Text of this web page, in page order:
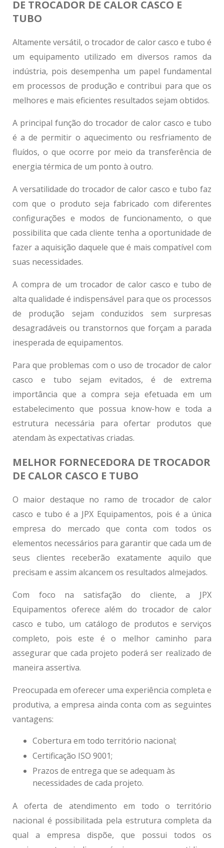
DE TROCADOR DE CALOR CASCO E
TUBO
Altamente versátil, otrocador de calor casco e tubo é
um equipamento utilizado em diversos ramos da
indústria, pois desempenha um papel fundamental
em processos de produção e contribui para que os
melhores e mais eficientes resultados sejam obtidos.
A principal função dotrocador de calor casco e tubo
é a de permitir o aquecimento ou resfriamento de
fluídos, o que ocorre por meio da transferência de
energia térmica de um ponto à outro.
A versatilidade do trocador de calor casco e tubo faz
com que o produto seja fabricado com diferentes
configurações e modos de funcionamento, o que
possibilita que cada cliente tenha a oportunidade de
fazer a aquisição daquele que é mais compatível com
suas necessidades.
A compra de um trocador de calor casco e tubo de
alta qualidade é indispensável para que os processos
de produção sejam conduzidos sem surpresas
desagradáveis ou transtornos que forçam a parada
inesperada de equipamentos.
Para que problemas com o uso de trocador de calor
casco e tubo sejam evitados, é de extrema
importância que a compra seja efetuada em um
estabelecimento que possua know-how e toda a
estrutura necessária para ofertar produtos que
atendam às expectativas criadas.
MELHOR FORNECEDORA DE TROCADOR
DE CALOR CASCO E TUBO
O maior destaque no ramo detrocador de calor
casco e tubo é a JPX Equipamentos, pois é a única
empresa do mercado que conta com todos os
elementos necessários para garantir que cada um de
seus clientes receberão exatamente aquilo que
precisam e assim alcancem os resultados almejados.
Com foco na satisfação do cliente, a JPX
Equipamentos oferece além do trocador de calor
casco e tubo, um catálogo de produtos e serviços
completo, pois este é o melhor caminho para
assegurar que cada projeto poderá ser realizado de
maneira assertiva.
Preocupada em oferecer uma experiência completa e
produtiva, a empresa ainda conta com as seguintes
vantagens:
Cobertura em todo território nacional;
Certificação ISO 9001;
Prazos de entrega que se adequam às
necessidades de cada projeto.
A oferta de atendimento em todo o território
nacional é possibilitada pela estrutura completa da
qual a empresa dispõe, que possui todos os